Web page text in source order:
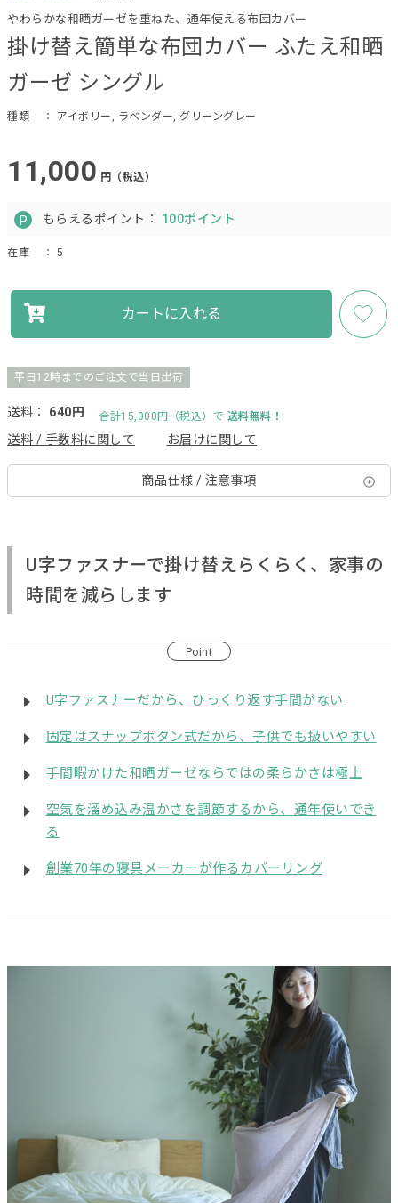
掛け替え簡単な布団カバー ふたえ和晒
ガーゼ シングル
やわらかな和晒ガーゼを重ねた、通年使える布団カバー
種類 ： アイボリー, ラベンダー, グリーングレー
11,000 円（税込）
もらえるポイント： 100ポイント
在庫 ： 5
カートに入れる
平日12時までのご注文で当日出荷
送料： 640円 合計15,000円（税込）で 送料無料！
送料 / 手数料に関して お届けに関して
商品仕様 / 注意事項
U字ファスナーで掛け替えらくらく、家事の
時間を減らします
Point
U字ファスナーだから、ひっくり返す手間がない
固定はスナップボタン式だから、子供でも扱いやすい
手間暇かけた和晒ガーゼならではの柔らかさは極上
空気を溜め込み温かさを調節するから、通年使いでき
る
創業70年の寝具メーカーが作るカバーリング